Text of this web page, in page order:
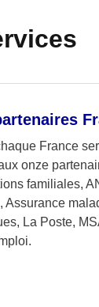
France
onze
familiales,
Assurance
La Poste,